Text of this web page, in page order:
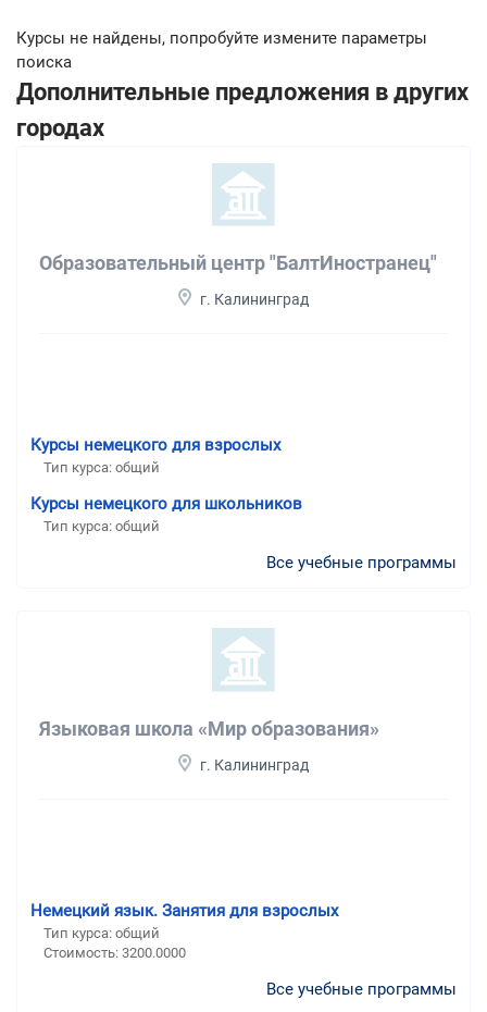
Курсы не найдены, попробуйте измените параметры
поиска
Дополнительные предложения в других
городах
Образовательный центр "БалтИностранец"
г. Калининград
Курсы немецкого для взрослых
Тип курса: общий
Курсы немецкого для школьников
Тип курса: общий
Все учебные программы
Языковая школа «Мир образования»
г. Калининград
Немецкий язык. Занятия для взрослых
Тип курса: общий
Стоимость: 3200.0000
Все учебные программы